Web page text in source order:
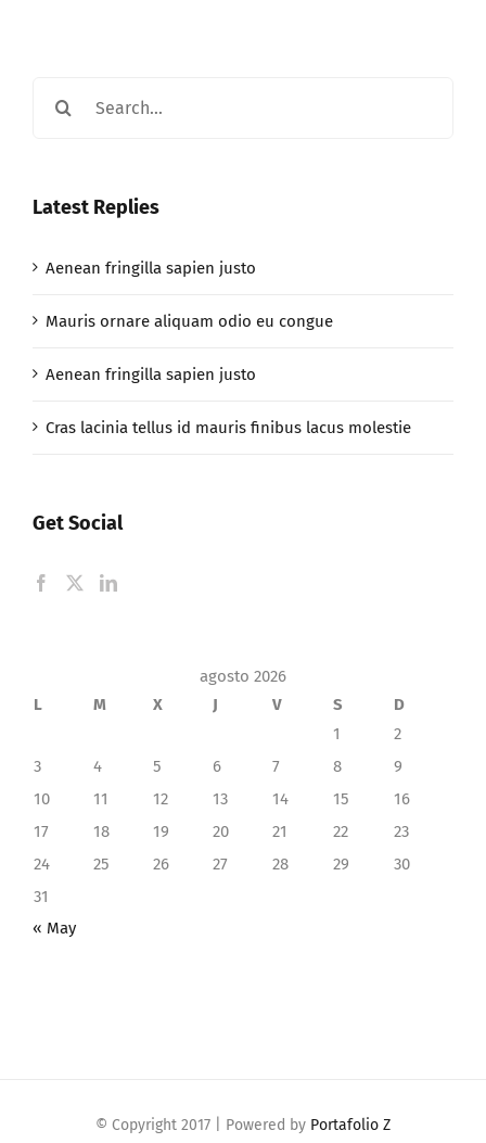
Latest Replies
Aenean fringilla sapien justo
Mauris ornare aliquam odio eu congue
Aenean fringilla sapien justo
Cras lacinia tellus id mauris finibus lacus molestie
Get Social
agosto 2026
L
M X J V S
D
1
2
3
4 5 6 7 8
9
10
11 12 13 14 15
16
17
18 19 20 21 22
23
24
25 26 27 28 29
30
31
« May
© Copyright 2017 | Powered by Portafolio Z